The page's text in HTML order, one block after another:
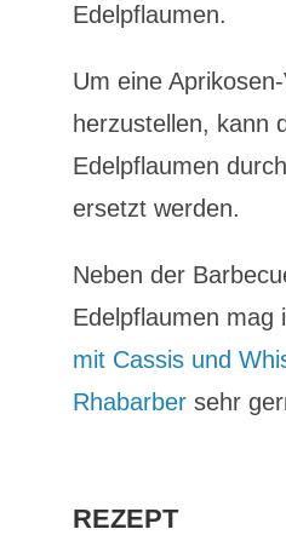
Edelpflaumen.
Um eine
herzustellen, kann
Edelpflaumen
ersetzt werden.
Neben der
Edelpflaumen mag
mit Cassis und
Rhabarbersehr
REZEPT